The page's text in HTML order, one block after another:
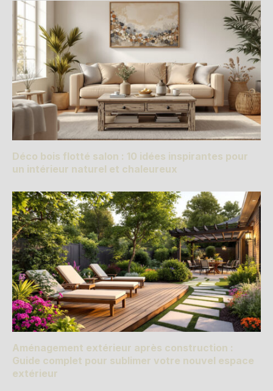
Déco bois flotté salon : 10 idées inspirantes pour
un intérieur naturel et chaleureux
Aménagement extérieur après construction :
Guide complet pour sublimer votre nouvel espace
extérieur